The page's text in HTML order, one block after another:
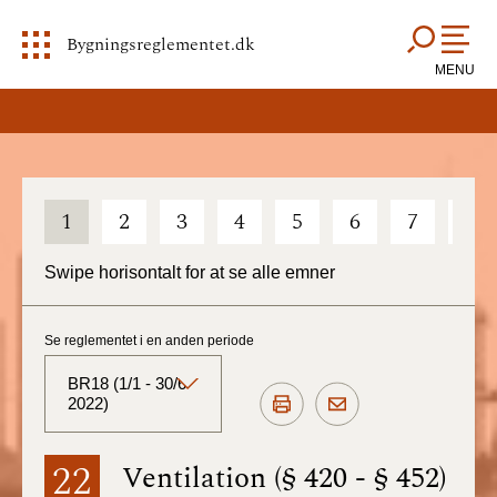
Bygningsreglementet.dk
MENU
1 2 3 4 5 6 7
Swipe horisontalt for at se alle emner
22 Ventilation (§ 420 - § 452)
Se reglementet i en anden periode
BR18 (1/1 - 30/6
2022)
BR18 (Aktuelt)